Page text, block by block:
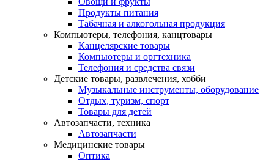
Продукты питания
Табачная и алкогольная продукция
Компьютеры, телефония, канцтовары
Канцелярские товары
Компьютеры и оргтехника
Телефония и средства связи
Детские товары, развлечения, хобби
Музыкальные инструменты, оборудование
Отдых, туризм, спорт
Товары для детей
Автозапчасти, техника
Автозапчасти
Медицинские товары
Оптика